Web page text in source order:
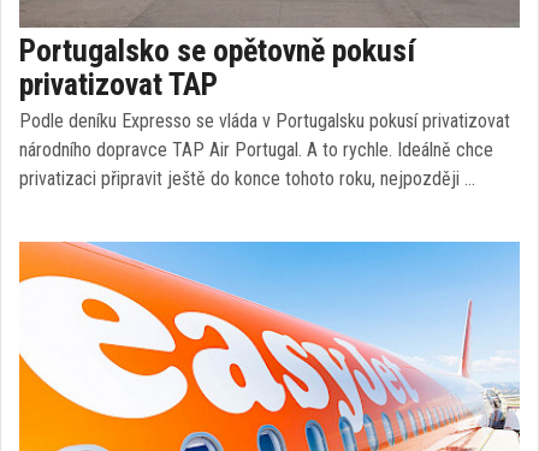
Portugalsko se opětovně pokusí
privatizovat TAP
Podle deníku Expresso se vláda v Portugalsku pokusí privatizovat
národního dopravce TAP Air Portugal. A to rychle. Ideálně chce
privatizaci připravit ještě do konce tohoto roku, nejpozději …